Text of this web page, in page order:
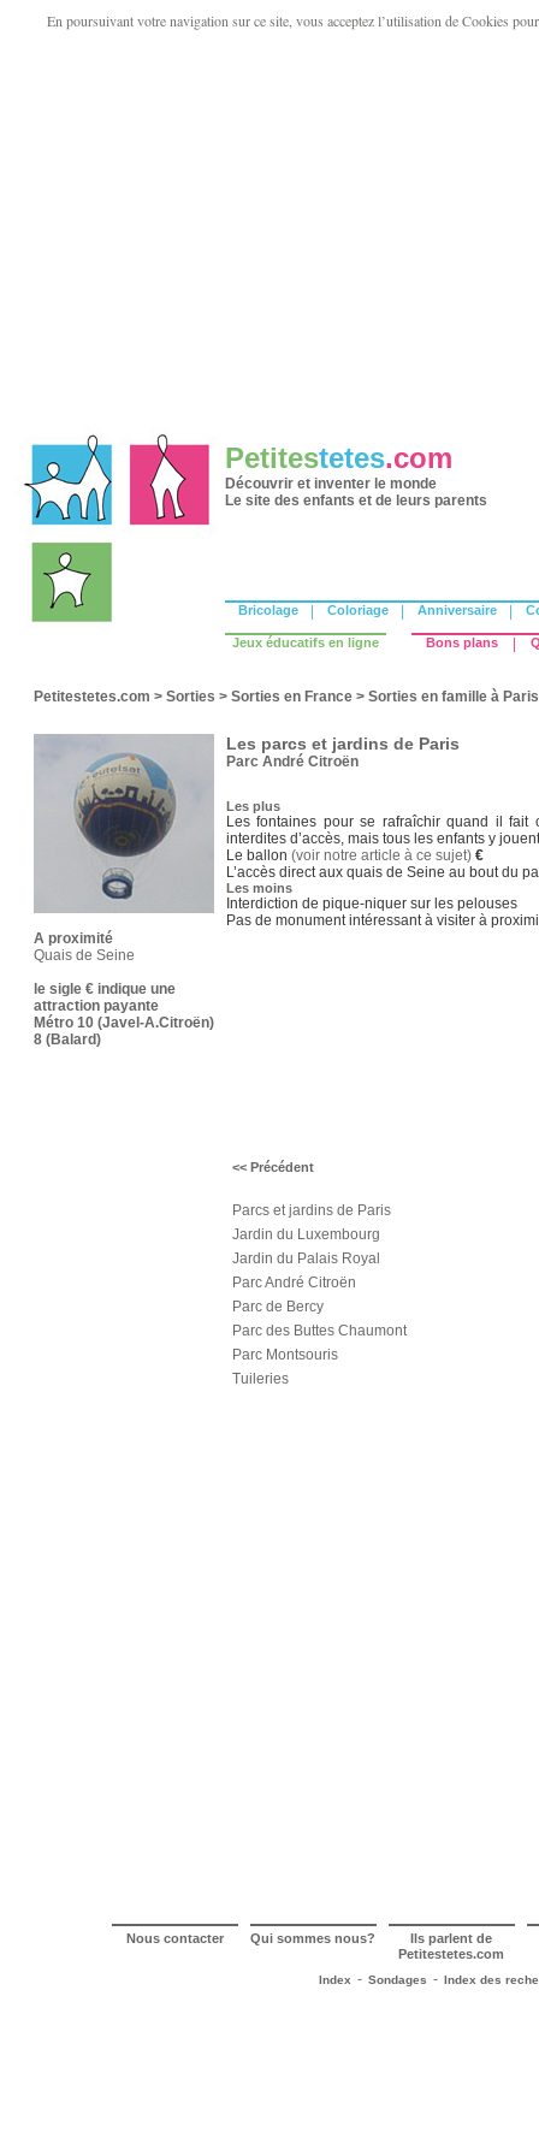
En poursuivant votre navigation sur ce site, vous acceptez l’utilisation de Cookies
Petitestetes.com
Découvrir et inventer le monde
Le site des enfants et de leurs parents
Bricolage Coloriage Anniversaire
Jeux éducatifs en ligne Bons plans
Petitestetes.com > Sorties > Sorties en France > Sorties en famille à
A proximité
Quais de Seine
le sigle € indique une
attraction payante
Métro 10 (Javel-A.Citroën)
8 (Balard)
Les parcs et jardins de Paris
Parc André Citroën
Les plus
Les fontaines pour se rafraîchir quand il fait
interdites d’accès, mais tous les enfants y
Le ballon (voir notre article à ce sujet) €
L’accès direct aux quais de Seine au bout du
Les moins
Interdiction de pique-niquer sur les pelouses
Pas de monument intéressant à visiter à
<< Précédent
Parcs et jardins de Paris
Jardin du Luxembourg
Jardin du Palais Royal
Parc André Citroën
Parc de Bercy
Parc des Buttes Chaumont
Parc Montsouris
Tuileries
Nous contacter Qui sommes nous? Ils parlent de
Petitestetes.com
Index - Sondages - Index des